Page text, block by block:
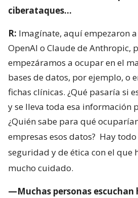
ciberataques…
R: Imagínate, aquí empezaron
OpenAI o Claude de Anthropic,
empezáramos a ocupar en el
bases de datos, por ejemplo, o
fichas clínicas. ¿Qué pasaría si
y se lleva toda esa información
¿Quién sabe para qué
empresas esos datos? Hay
seguridad y de ética con el que
mucho cuidado.
—Muchas personas escuchan